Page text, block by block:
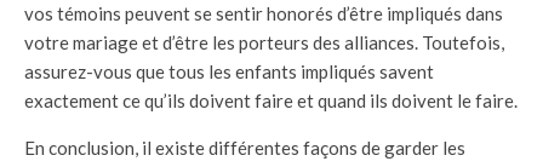
vos témoins peuvent se sentir honorés d’être impliqués dans
votre mariage et d’être les porteurs des alliances. Toutefois,
assurez-vous que tous les enfants impliqués savent
exactement ce qu’ils doivent faire et quand ils doivent le faire.
En conclusion, il existe différentes façons de garder les